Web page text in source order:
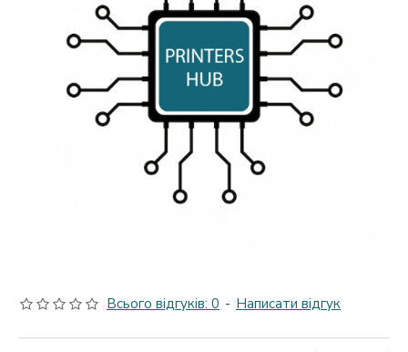
Всього відгуків: 0 - Написати відгук